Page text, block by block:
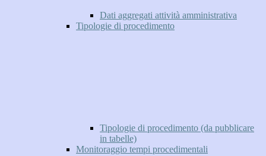
Dati aggregati attività amministrativa
Tipologie di procedimento
Tipologie di procedimento (da pubblicare
in tabelle)
Monitoraggio tempi procedimentali